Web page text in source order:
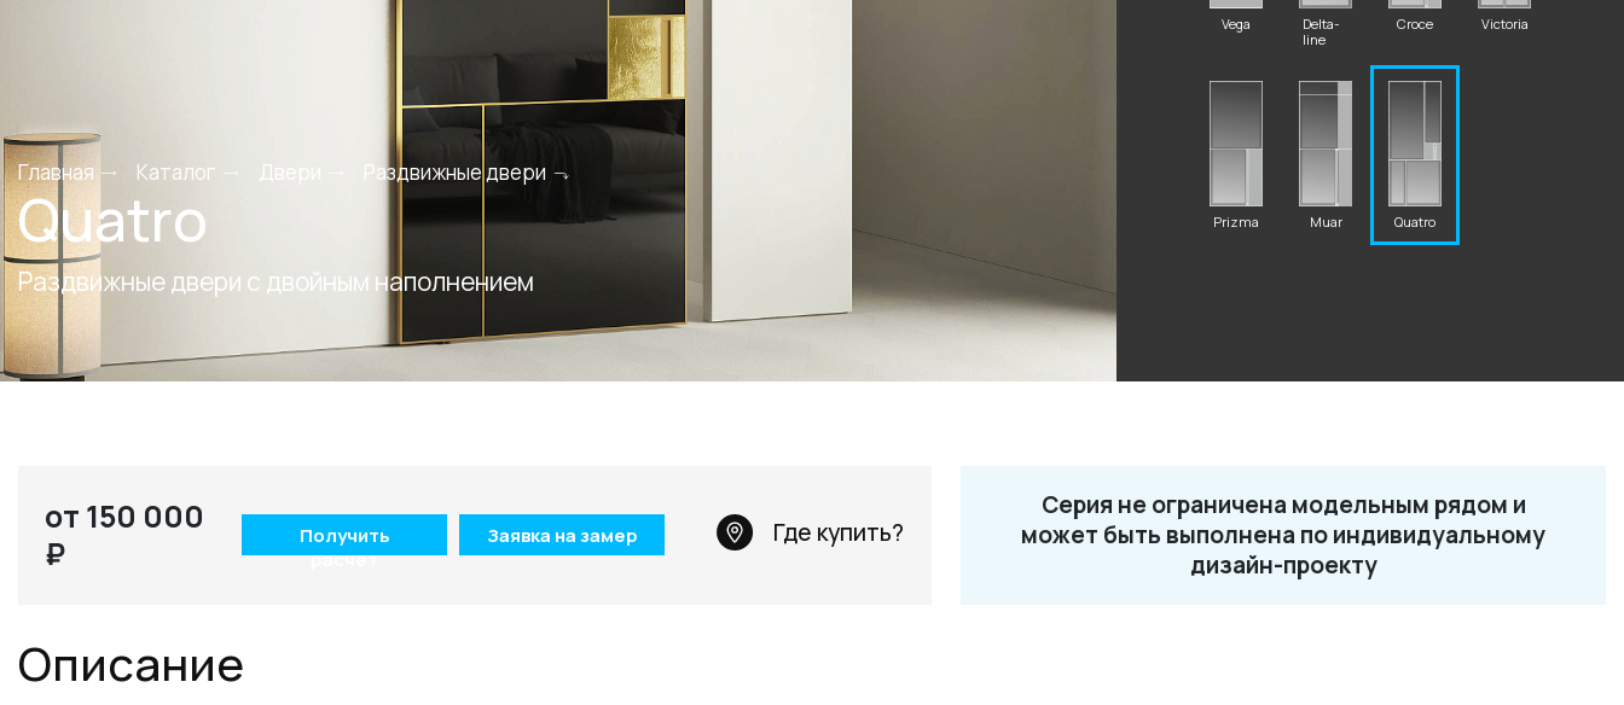
Главная Каталог Двери Раздвижные двери
Quatro
Раздвижные двери c двойным наполнением
Vega
Delta-
line
Croce Victoria
Prizma Muar Quatro
от 150 000
₽
Получить
расчет
Заявка на замер Где купить?
Серия не ограничена модельным рядом и
может быть выполнена по индивидуальному
дизайн-проекту
Описание
Белорусская
Телефон: +7 495 662-87-32